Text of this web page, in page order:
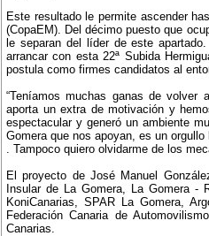
Este resultado le permite ascender
(CopaEM). Del décimo puesto que
le separan del líder de este
arrancar con esta 22ª Subida
postula como firmes candidatos al
“Teníamos muchas ganas de volver
aporta un extra de motivación y
espectacular y generó un ambiente
Gomera que nos apoyan, es un
. Tampoco quiero olvidarme de los
El proyecto de José Manuel
Insular de La Gomera, La Gomera -
KoniCanarias, SPAR La Gomera,
Federación Canaria de
Canarias.